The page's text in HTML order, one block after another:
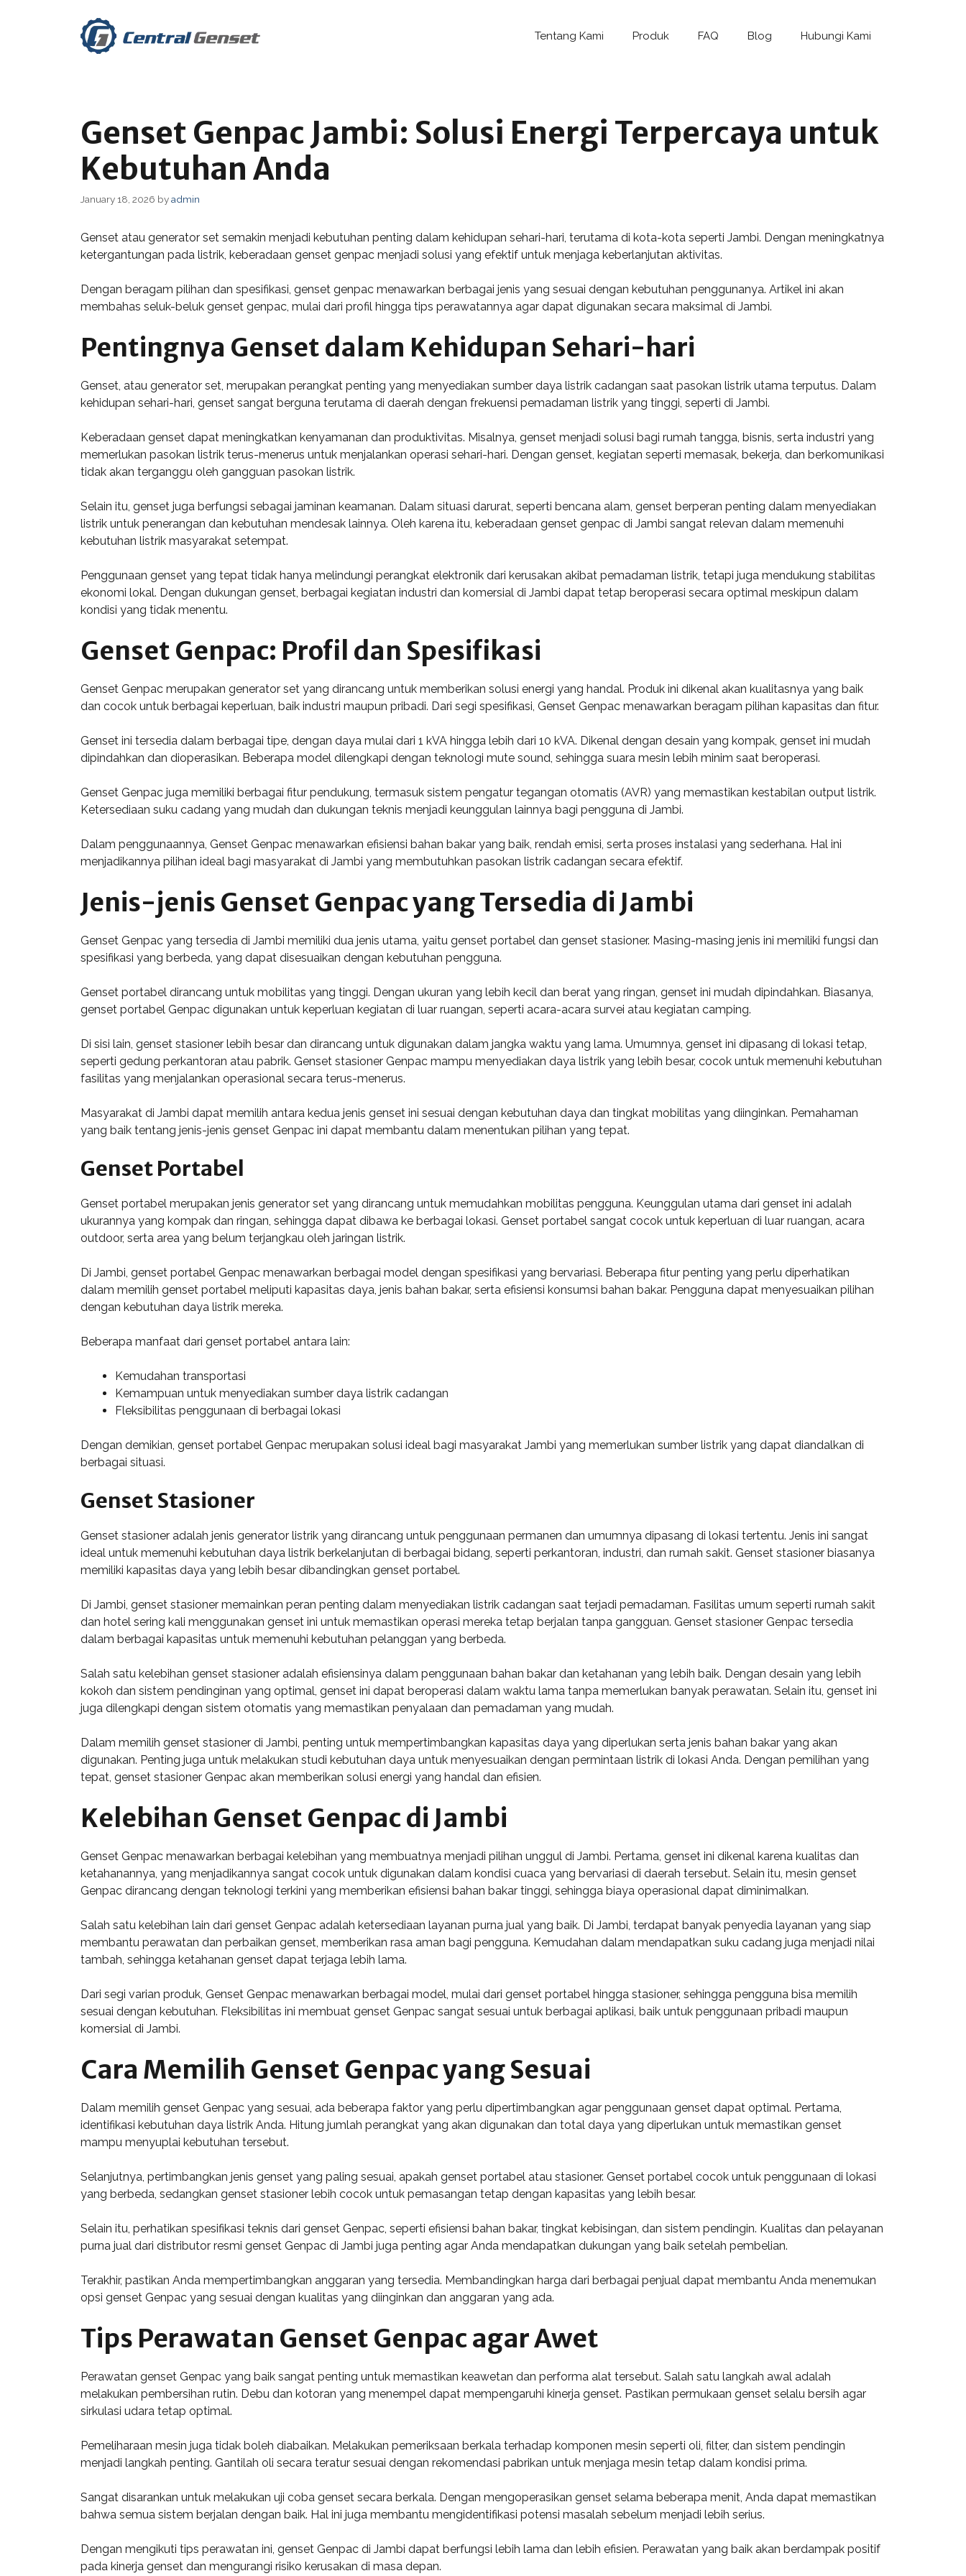
Tentang Kami Produk FAQ Blog Hubungi Kami
Genset Genpac Jambi: Solusi Energi Terpercaya untuk
Kebutuhan Anda
January 18, 2026 byadmin
Genset atau generator set semakin menjadi kebutuhan penting dalam kehidupan sehari-hari, terutama di kota-kota seperti Jambi. Dengan meningkatnya
ketergantungan pada listrik, keberadaan genset genpac menjadi solusi yang efektif untuk menjaga keberlanjutan aktivitas.
Dengan beragam pilihan dan spesifikasi, genset genpac menawarkan berbagai jenis yang sesuai dengan kebutuhan penggunanya. Artikel ini akan
membahas seluk-beluk genset genpac, mulai dari profil hingga tips perawatannya agar dapat digunakan secara maksimal di Jambi.
Pentingnya Genset dalam Kehidupan Sehari-hari
Genset, atau generator set, merupakan perangkat penting yang menyediakan sumber daya listrik cadangan saat pasokan listrik utama terputus. Dalam
kehidupan sehari-hari, genset sangat berguna terutama di daerah dengan frekuensi pemadaman listrik yang tinggi, seperti di Jambi.
Keberadaan genset dapat meningkatkan kenyamanan dan produktivitas. Misalnya, genset menjadi solusi bagi rumah tangga, bisnis, serta industri yang
memerlukan pasokan listrik terus-menerus untuk menjalankan operasi sehari-hari. Dengan genset, kegiatan seperti memasak, bekerja, dan berkomunikasi
tidak akan terganggu oleh gangguan pasokan listrik.
Selain itu, genset juga berfungsi sebagai jaminan keamanan. Dalam situasi darurat, seperti bencana alam, genset berperan penting dalam menyediakan
listrik untuk penerangan dan kebutuhan mendesak lainnya. Oleh karena itu, keberadaan genset genpac di Jambi sangat relevan dalam memenuhi
kebutuhan listrik masyarakat setempat.
Penggunaan genset yang tepat tidak hanya melindungi perangkat elektronik dari kerusakan akibat pemadaman listrik, tetapi juga mendukung stabilitas
ekonomi lokal. Dengan dukungan genset, berbagai kegiatan industri dan komersial di Jambi dapat tetap beroperasi secara optimal meskipun dalam
kondisi yang tidak menentu.
Genset Genpac: Profil dan Spesifikasi
Genset Genpac merupakan generator set yang dirancang untuk memberikan solusi energi yang handal. Produk ini dikenal akan kualitasnya yang baik
dan cocok untuk berbagai keperluan, baik industri maupun pribadi. Dari segi spesifikasi, Genset Genpac menawarkan beragam pilihan kapasitas dan fitur.
Genset ini tersedia dalam berbagai tipe, dengan daya mulai dari 1 kVA hingga lebih dari 10 kVA. Dikenal dengan desain yang kompak, genset ini mudah
dipindahkan dan dioperasikan. Beberapa model dilengkapi dengan teknologi mute sound, sehingga suara mesin lebih minim saat beroperasi.
Genset Genpac juga memiliki berbagai fitur pendukung, termasuk sistem pengatur tegangan otomatis (AVR) yang memastikan kestabilan output listrik.
Ketersediaan suku cadang yang mudah dan dukungan teknis menjadi keunggulan lainnya bagi pengguna di Jambi.
Dalam penggunaannya, Genset Genpac menawarkan efisiensi bahan bakar yang baik, rendah emisi, serta proses instalasi yang sederhana. Hal ini
menjadikannya pilihan ideal bagi masyarakat di Jambi yang membutuhkan pasokan listrik cadangan secara efektif.
Jenis-jenis Genset Genpac yang Tersedia di Jambi
Genset Genpac yang tersedia di Jambi memiliki dua jenis utama, yaitu genset portabel dan genset stasioner. Masing-masing jenis ini memiliki fungsi dan
spesifikasi yang berbeda, yang dapat disesuaikan dengan kebutuhan pengguna.
Genset portabel dirancang untuk mobilitas yang tinggi. Dengan ukuran yang lebih kecil dan berat yang ringan, genset ini mudah dipindahkan. Biasanya,
genset portabel Genpac digunakan untuk keperluan kegiatan di luar ruangan, seperti acara-acara survei atau kegiatan camping.
Di sisi lain, genset stasioner lebih besar dan dirancang untuk digunakan dalam jangka waktu yang lama. Umumnya, genset ini dipasang di lokasi tetap,
seperti gedung perkantoran atau pabrik. Genset stasioner Genpac mampu menyediakan daya listrik yang lebih besar, cocok untuk memenuhi kebutuhan
fasilitas yang menjalankan operasional secara terus-menerus.
Masyarakat di Jambi dapat memilih antara kedua jenis genset ini sesuai dengan kebutuhan daya dan tingkat mobilitas yang diinginkan. Pemahaman
yang baik tentang jenis-jenis genset Genpac ini dapat membantu dalam menentukan pilihan yang tepat.
Genset Portabel
Genset portabel merupakan jenis generator set yang dirancang untuk memudahkan mobilitas pengguna. Keunggulan utama dari genset ini adalah
ukurannya yang kompak dan ringan, sehingga dapat dibawa ke berbagai lokasi. Genset portabel sangat cocok untuk keperluan di luar ruangan, acara
outdoor, serta area yang belum terjangkau oleh jaringan listrik.
Di Jambi, genset portabel Genpac menawarkan berbagai model dengan spesifikasi yang bervariasi. Beberapa fitur penting yang perlu diperhatikan
dalam memilih genset portabel meliputi kapasitas daya, jenis bahan bakar, serta efisiensi konsumsi bahan bakar. Pengguna dapat menyesuaikan pilihan
dengan kebutuhan daya listrik mereka.
Beberapa manfaat dari genset portabel antara lain:
Kemudahan transportasi
Kemampuan untuk menyediakan sumber daya listrik cadangan
Fleksibilitas penggunaan di berbagai lokasi
Dengan demikian, genset portabel Genpac merupakan solusi ideal bagi masyarakat Jambi yang memerlukan sumber listrik yang dapat diandalkan di
berbagai situasi.
Genset Stasioner
Genset stasioner adalah jenis generator listrik yang dirancang untuk penggunaan permanen dan umumnya dipasang di lokasi tertentu. Jenis ini sangat
ideal untuk memenuhi kebutuhan daya listrik berkelanjutan di berbagai bidang, seperti perkantoran, industri, dan rumah sakit. Genset stasioner biasanya
memiliki kapasitas daya yang lebih besar dibandingkan genset portabel.
Di Jambi, genset stasioner memainkan peran penting dalam menyediakan listrik cadangan saat terjadi pemadaman. Fasilitas umum seperti rumah sakit
dan hotel sering kali menggunakan genset ini untuk memastikan operasi mereka tetap berjalan tanpa gangguan. Genset stasioner Genpac tersedia
dalam berbagai kapasitas untuk memenuhi kebutuhan pelanggan yang berbeda.
Salah satu kelebihan genset stasioner adalah efisiensinya dalam penggunaan bahan bakar dan ketahanan yang lebih baik. Dengan desain yang lebih
kokoh dan sistem pendinginan yang optimal, genset ini dapat beroperasi dalam waktu lama tanpa memerlukan banyak perawatan. Selain itu, genset ini
juga dilengkapi dengan sistem otomatis yang memastikan penyalaan dan pemadaman yang mudah.
Dalam memilih genset stasioner di Jambi, penting untuk mempertimbangkan kapasitas daya yang diperlukan serta jenis bahan bakar yang akan
digunakan. Penting juga untuk melakukan studi kebutuhan daya untuk menyesuaikan dengan permintaan listrik di lokasi Anda. Dengan pemilihan yang
tepat, genset stasioner Genpac akan memberikan solusi energi yang handal dan efisien.
Kelebihan Genset Genpac di Jambi
Genset Genpac menawarkan berbagai kelebihan yang membuatnya menjadi pilihan unggul di Jambi. Pertama, genset ini dikenal karena kualitas dan
ketahanannya, yang menjadikannya sangat cocok untuk digunakan dalam kondisi cuaca yang bervariasi di daerah tersebut. Selain itu, mesin genset
Genpac dirancang dengan teknologi terkini yang memberikan efisiensi bahan bakar tinggi, sehingga biaya operasional dapat diminimalkan.
Salah satu kelebihan lain dari genset Genpac adalah ketersediaan layanan purna jual yang baik. Di Jambi, terdapat banyak penyedia layanan yang siap
membantu perawatan dan perbaikan genset, memberikan rasa aman bagi pengguna. Kemudahan dalam mendapatkan suku cadang juga menjadi nilai
tambah, sehingga ketahanan genset dapat terjaga lebih lama.
Dari segi varian produk, Genset Genpac menawarkan berbagai model, mulai dari genset portabel hingga stasioner, sehingga pengguna bisa memilih
sesuai dengan kebutuhan. Fleksibilitas ini membuat genset Genpac sangat sesuai untuk berbagai aplikasi, baik untuk penggunaan pribadi maupun
komersial di Jambi.
Cara Memilih Genset Genpac yang Sesuai
Dalam memilih genset Genpac yang sesuai, ada beberapa faktor yang perlu dipertimbangkan agar penggunaan genset dapat optimal. Pertama,
identifikasi kebutuhan daya listrik Anda. Hitung jumlah perangkat yang akan digunakan dan total daya yang diperlukan untuk memastikan genset
mampu menyuplai kebutuhan tersebut.
Selanjutnya, pertimbangkan jenis genset yang paling sesuai, apakah genset portabel atau stasioner. Genset portabel cocok untuk penggunaan di lokasi
yang berbeda, sedangkan genset stasioner lebih cocok untuk pemasangan tetap dengan kapasitas yang lebih besar.
Selain itu, perhatikan spesifikasi teknis dari genset Genpac, seperti efisiensi bahan bakar, tingkat kebisingan, dan sistem pendingin. Kualitas dan pelayanan
purna jual dari distributor resmi genset Genpac di Jambi juga penting agar Anda mendapatkan dukungan yang baik setelah pembelian.
Terakhir, pastikan Anda mempertimbangkan anggaran yang tersedia. Membandingkan harga dari berbagai penjual dapat membantu Anda menemukan
opsi genset Genpac yang sesuai dengan kualitas yang diinginkan dan anggaran yang ada.
Tips Perawatan Genset Genpac agar Awet
Perawatan genset Genpac yang baik sangat penting untuk memastikan keawetan dan performa alat tersebut. Salah satu langkah awal adalah
melakukan pembersihan rutin. Debu dan kotoran yang menempel dapat mempengaruhi kinerja genset. Pastikan permukaan genset selalu bersih agar
sirkulasi udara tetap optimal.
Pemeliharaan mesin juga tidak boleh diabaikan. Melakukan pemeriksaan berkala terhadap komponen mesin seperti oli, filter, dan sistem pendingin
menjadi langkah penting. Gantilah oli secara teratur sesuai dengan rekomendasi pabrikan untuk menjaga mesin tetap dalam kondisi prima.
Sangat disarankan untuk melakukan uji coba genset secara berkala. Dengan mengoperasikan genset selama beberapa menit, Anda dapat memastikan
bahwa semua sistem berjalan dengan baik. Hal ini juga membantu mengidentifikasi potensi masalah sebelum menjadi lebih serius.
Dengan mengikuti tips perawatan ini, genset Genpac di Jambi dapat berfungsi lebih lama dan lebih efisien. Perawatan yang baik akan berdampak positif
pada kinerja genset dan mengurangi risiko kerusakan di masa depan.